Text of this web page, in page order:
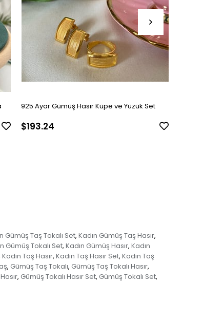
925 Ayar Gümüş Hasır Küpe ve Yüzük Set
$193.24
Gümüş Taş Tokalı Set, Kadın Gümüş Taş Hasır,
Gümüş Tokalı Set, Kadın Gümüş Hasır, Kadın
Kadın Taş Hasır, Kadın Taş Hasır Set, Kadın Taş
, Gümüş Taş Tokalı, Gümüş Taş Tokalı Hasır,
, Gümüş Tokalı Hasır Set, Gümüş Tokalı Set,